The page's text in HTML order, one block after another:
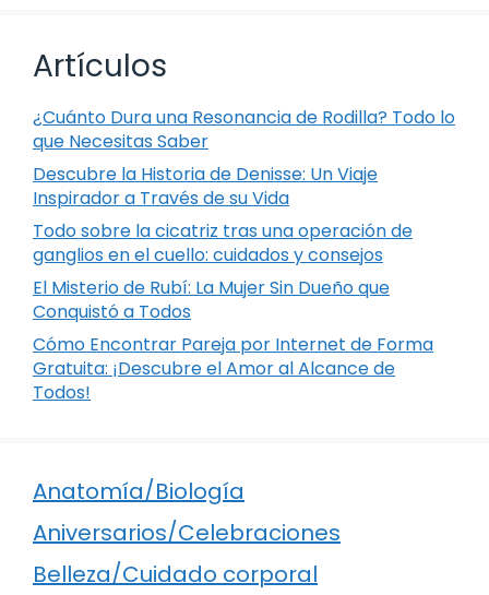
Artículos
¿Cuánto Dura una Resonancia de Rodilla? Todo lo
que Necesitas Saber
Descubre la Historia de Denisse: Un Viaje
Inspirador a Través de su Vida
Todo sobre la cicatriz tras una operación de
ganglios en el cuello: cuidados y consejos
El Misterio de Rubí: La Mujer Sin Dueño que
Conquistó a Todos
Cómo Encontrar Pareja por Internet de Forma
Gratuita: ¡Descubre el Amor al Alcance de
Todos!
Anatomía/Biología
Aniversarios/Celebraciones
Belleza/Cuidado corporal